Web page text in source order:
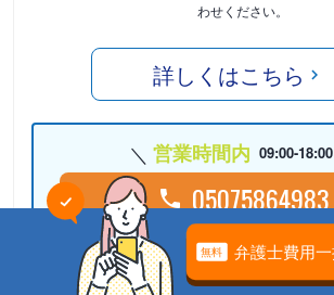
わせください。
詳しくはこちら
営業時間内 09:00-18:00
05075864983
24時間受付中